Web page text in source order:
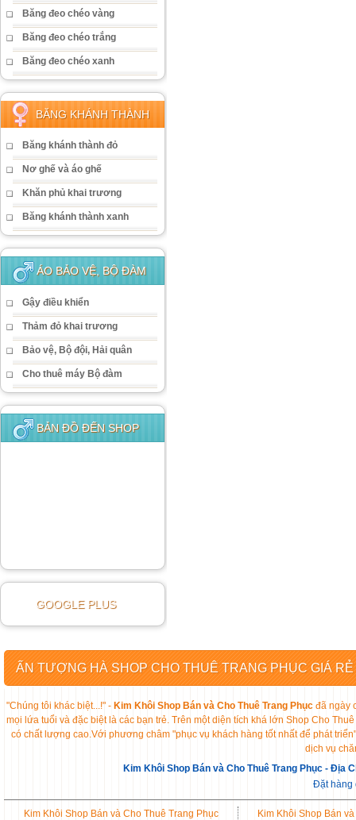
Băng đeo chéo vàng
Băng đeo chéo trắng
Băng đeo chéo xanh
BĂNG KHÁNH THÀNH
Băng khánh thành đỏ
Nơ ghế và áo ghế
Khăn phủ khai trương
Băng khánh thành xanh
ÁO BẢO VỆ, BỘ ĐÀM
Gậy điều khiển
Thảm đỏ khai trương
Bảo vệ, Bộ đội, Hải quân
Cho thuê máy Bộ đàm
BẢN ĐỒ ĐẾN SHOP
GOOGLE PLUS
ẤN TƯỢNG HÀ SHOP CHO THUÊ TRANG PHỤC GIÁ
"Chúng tôi khác biệt...!" - Kim Khôi Shop Bán và Cho Thuê Trang Phụcđã ngày
mọi lứa tuổi và đặc biệt là các bạn trẻ. Trên một diện tích khá lớn Shop Cho
có chất lượng cao.Với phương châm "phục vụ khách hàng tốt nhất để phát
dịch vụ
Kim Khôi Shop Bán và Cho Thuê Trang Phục - Địa
Đặt hàng
Kim Khôi Shop Bán và Cho Thuê Trang Phục
Kim Khôi Shop Bán